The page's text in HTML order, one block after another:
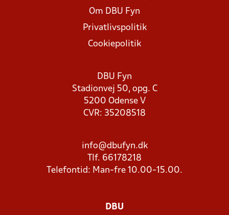
Om DBU Fyn
Privatlivspolitik
Cookiepolitik
DBU Fyn
Stadionvej 50, opg. C
5200 Odense V
CVR: 35208518
info@dbufyn.dk
Tlf. 66178218
Telefontid: Man-fre 10.00-15.00.
DBU